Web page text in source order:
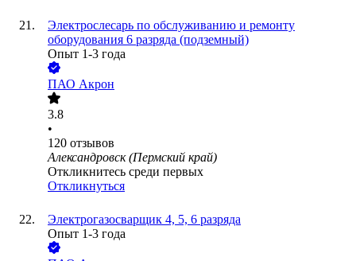
Электрослесарь по обслуживанию и ремонту
оборудования 6 разряда (подземный)
Опыт 1-3 года
ПАО Акрон
3.8
•
120 отзывов
Александровск (Пермский край)
Откликнитесь среди первых
Откликнуться
Электрогазосварщик 4, 5, 6 разряда
Опыт 1-3 года